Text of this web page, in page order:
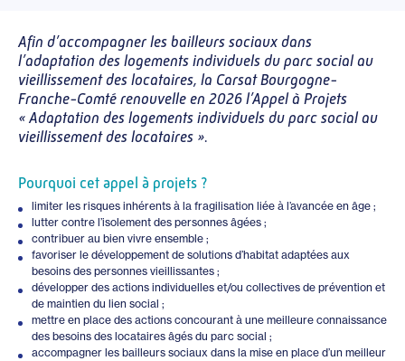
Afin d’accompagner les bailleurs sociaux dans
l’adaptation des logements individuels du parc social au
vieillissement des locataires, la Carsat Bourgogne-
Franche-Comté renouvelle en 2026 l’Appel à Projets
« Adaptation des logements individuels du parc social au
vieillissement des locataires ».
Pourquoi cet appel à projets ?
limiter les risques inhérents à la fragilisation liée à l’avancée en âge ;
lutter contre l’isolement des personnes âgées ;
contribuer au bien vivre ensemble ;
favoriser le développement de solutions d’habitat adaptées aux
besoins des personnes vieillissantes ;
développer des actions individuelles et/ou collectives de prévention et
de maintien du lien social ;
mettre en place des actions concourant à une meilleure connaissance
des besoins des locataires âgés du parc social ;
accompagner les bailleurs sociaux dans la mise en place d’un meilleur